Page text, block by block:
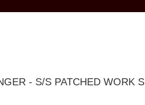
- S/S PATCHED WORK S